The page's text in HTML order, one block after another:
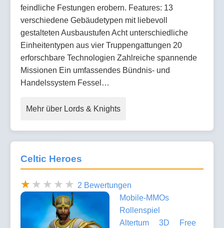
feindliche Festungen erobern. Features: 13
verschiedene Gebäudetypen mit liebevoll
gestalteten Ausbaustufen Acht unterschiedliche
Einheitentypen aus vier Truppengattungen 20
erforschbare Technologien Zahlreiche spannende
Missionen Ein umfassendes Bündnis- und
Handelssystem Fessel…
Mehr über Lords & Knights
Celtic Heroes
2 Bewertungen
Mobile-MMOs
Rollenspiel
Altertum
3D
Free